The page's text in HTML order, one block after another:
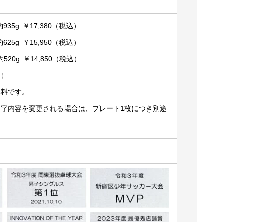
￥17,380（税込）
￥15,950（税込）
￥14,850（税込）
です。
内容を変更される場合は、プレート1枚につき別途